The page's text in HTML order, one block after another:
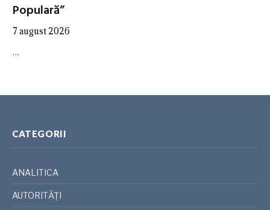
Populară”
7 august 2026
…
CATEGORII
ANALITICA
AUTORITĂȚI